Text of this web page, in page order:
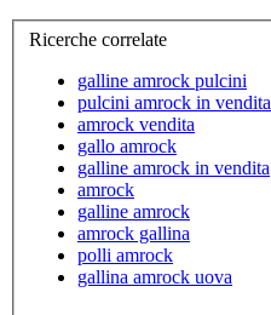
Ricerche correlate
galline amrock pulcini
pulcini amrock in vendita
amrock vendita
gallo amrock
galline amrock in vendita
amrock
galline amrock
amrock gallina
polli amrock
gallina amrock uova